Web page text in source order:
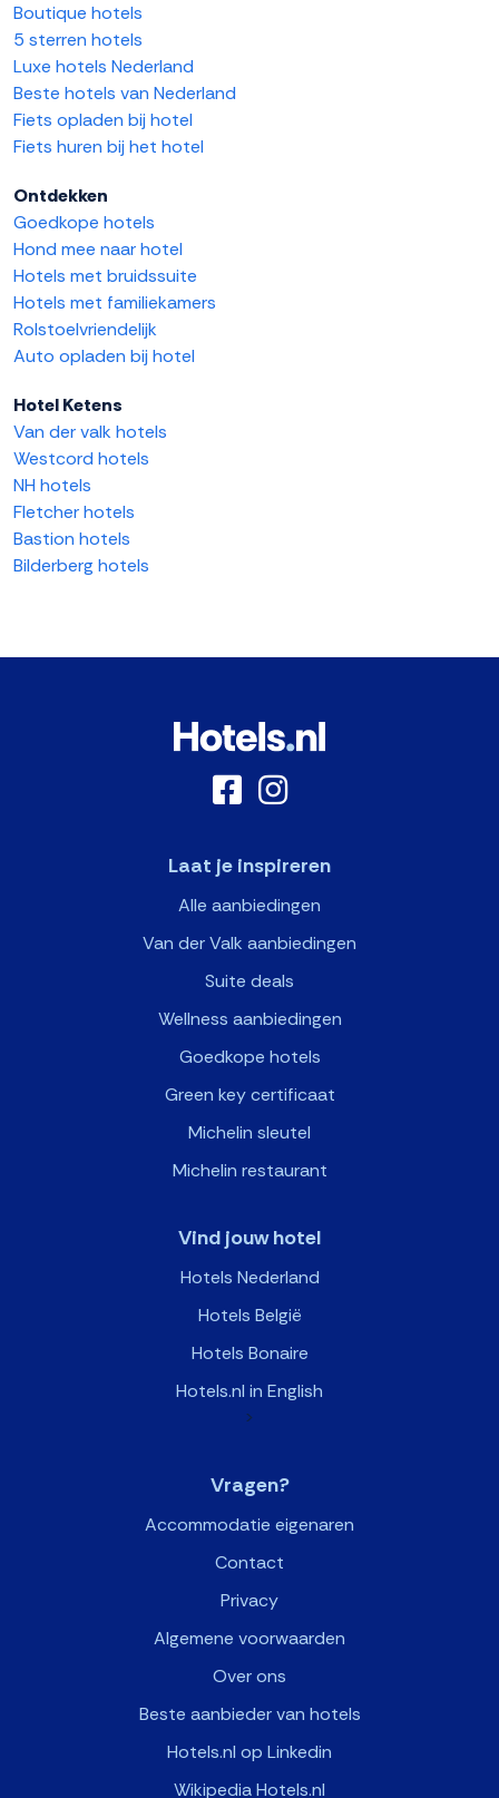
Boutique hotels
5 sterren hotels
Luxe hotels Nederland
Beste hotels van Nederland
Fiets opladen bij hotel
Fiets huren bij het hotel
Ontdekken
Goedkope hotels
Hond mee naar hotel
Hotels met bruidssuite
Hotels met familiekamers
Rolstoelvriendelijk
Auto opladen bij hotel
Hotel Ketens
Van der valk hotels
Westcord hotels
NH hotels
Fletcher hotels
Bastion hotels
Bilderberg hotels
Laat je inspireren
Alle aanbiedingen
Van der Valk aanbiedingen
Suite deals
Wellness aanbiedingen
Goedkope hotels
Green key certificaat
Michelin sleutel
Michelin restaurant
Vind jouw hotel
Hotels Nederland
Hotels België
Hotels Bonaire
Hotels.nl in English
>
Vragen?
Accommodatie eigenaren
Contact
Privacy
Algemene voorwaarden
Over ons
Beste aanbieder van hotels
Hotels.nl op Linkedin
Wikipedia Hotels.nl